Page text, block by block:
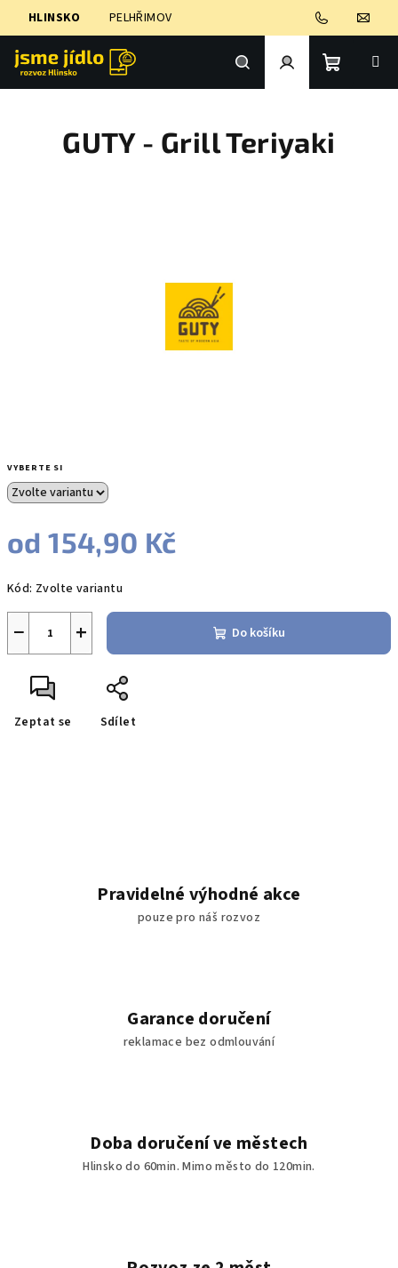
HLINSKO PELHŘIMOV
Hledat PřihlášeníNákupní
košík
VYBERTE SI
od154,90 Kč
cena:
Kód: Zvolte variantu
+
− Do košíku
Zeptat se Sdílet
GUTY - Grill Teriyaki
Pravidelné výhodné akce
pouze pro náš rozvoz
Garance doručení
reklamace bez odmlouvání
Doba doručení ve městech
Hlinsko do 60min. Mimo město do 120min.